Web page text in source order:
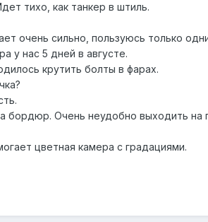
тихо, как танкер в штиль.
очень сильно, пользуюсь только
у нас 5 дней в августе.
крутить болты в фарах.
бордюр. Очень неудобно выходить на
цветная камера с градациями.